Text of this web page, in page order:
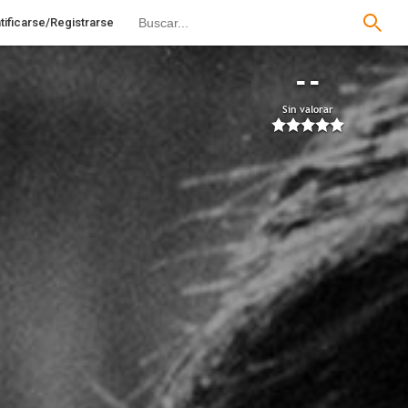
Registrarse
--
Sin valorar